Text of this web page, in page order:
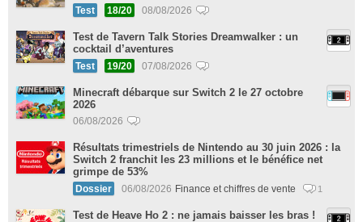
Test 18/20 08/08/2026
Test de Tavern Talk Stories Dreamwalker : un
cocktail d’aventures
Test 19/20 07/08/2026
Minecraft débarque sur Switch 2 le 27 octobre
2026
06/08/2026
Résultats trimestriels de Nintendo au 30 juin 2026 : la
Switch 2 franchit les 23 millions et le bénéfice net
grimpe de 53%
Dossier 06/08/2026 Finance et chiffres de vente 1
Test de Heave Ho 2 : ne jamais baisser les bras !